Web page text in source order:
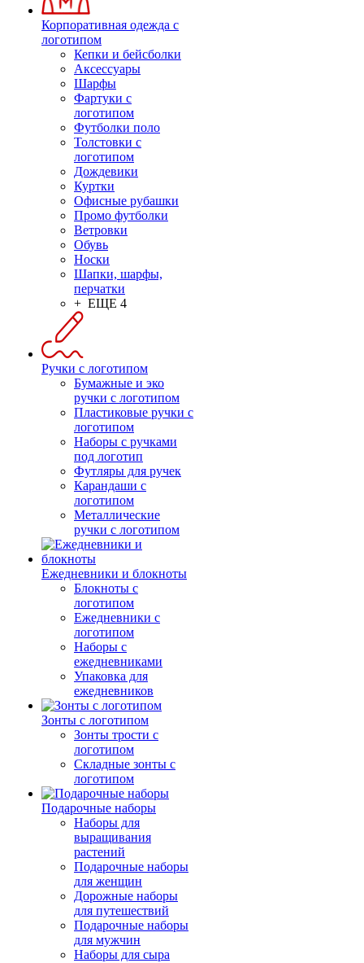
Корпоративная одежда с
логотипом
Кепки и бейсболки
Аксессуары
Шарфы
Фартуки с
логотипом
Футболки поло
Толстовки с
логотипом
Дождевики
Куртки
Офисные рубашки
Промо футболки
Ветровки
Обувь
Носки
Шапки, шарфы,
перчатки
+ ЕЩЕ 4
Ручки с логотипом
Бумажные и эко
ручки с логотипом
Пластиковые ручки с
логотипом
Наборы с ручками
под логотип
Футляры для ручек
Карандаши с
логотипом
Металлические
ручки с логотипом
Ежедневники и блокноты
Блокноты с
логотипом
Ежедневники с
логотипом
Наборы с
ежедневниками
Упаковка для
ежедневников
Зонты с логотипом
Зонты трости с
логотипом
Складные зонты с
логотипом
Подарочные наборы
Наборы для
выращивания
растений
Подарочные наборы
для женщин
Дорожные наборы
для путешествий
Подарочные наборы
для мужчин
Наборы для сыра